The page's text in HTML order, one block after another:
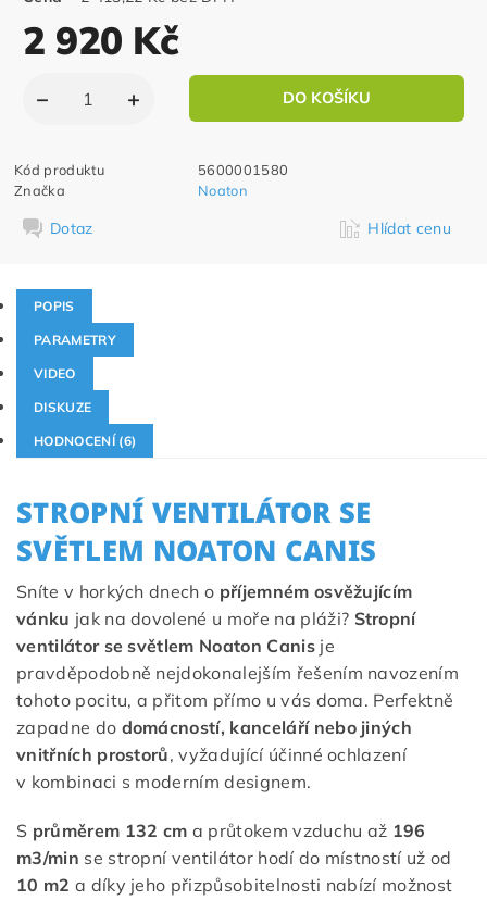
2 920 Kč
Kód produktu
5600001580
Značka
Noaton
Dotaz Hlídat cenu
POPIS
PARAMETRY
VIDEO
DISKUZE
HODNOCENÍ (6)
STROPNÍ VENTILÁTOR SE
SVĚTLEM NOATON CANIS
Sníte v horkých dnech o příjemném osvěžujícím
vánku jak na dovolené u moře na pláži? Stropní
ventilátor se světlem Noaton Canis je
pravděpodobně nejdokonalejším řešením navozením
tohoto pocitu, a přitom přímo u vás doma. Perfektně
zapadne do domácností, kanceláří nebo jiných
vnitřních prostorů, vyžadující účinné ochlazení
v kombinaci s moderním designem.
S průměrem 132 cm a průtokem vzduchu až 196
m3/min se stropní ventilátor hodí do místností už od
10 m2 a díky jeho přizpůsobitelnosti nabízí možnost